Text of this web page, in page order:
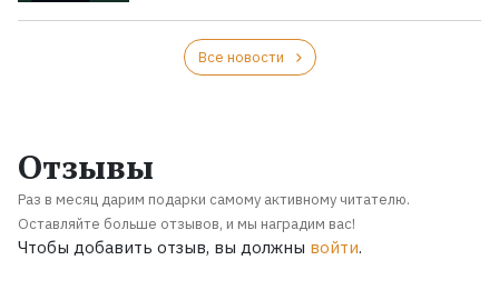
Все новости
Отзывы
Раз в месяц дарим подарки самому активному читателю.
Оставляйте больше отзывов, и мы наградим вас!
Чтобы добавить отзыв, вы должны войти.